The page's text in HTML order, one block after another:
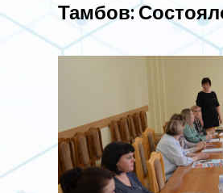
Тамбов: